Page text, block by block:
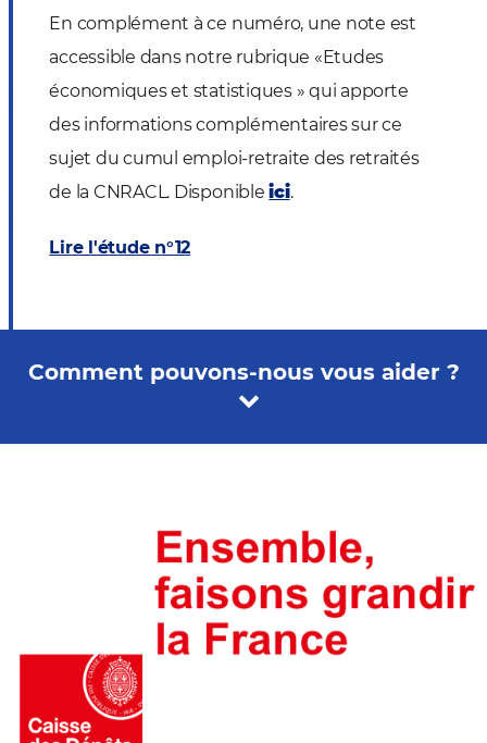
En complément à ce numéro, une note est
accessible dans notre rubrique «Etudes
économiques et statistiques » qui apporte
des informations complémentaires sur ce
sujet du cumul emploi-retraite des retraités
de la CNRACL. Disponibleici.
Lire l'étude n°12